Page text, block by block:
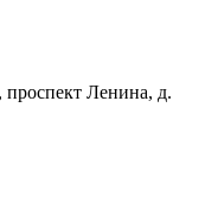
проспект Ленина, д.